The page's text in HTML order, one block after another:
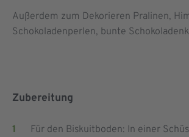
Außerdem zum Dekorieren Pralinen,
Schokoladenperlen, bunte
Zubereitung
Für den Biskuitboden: In einer